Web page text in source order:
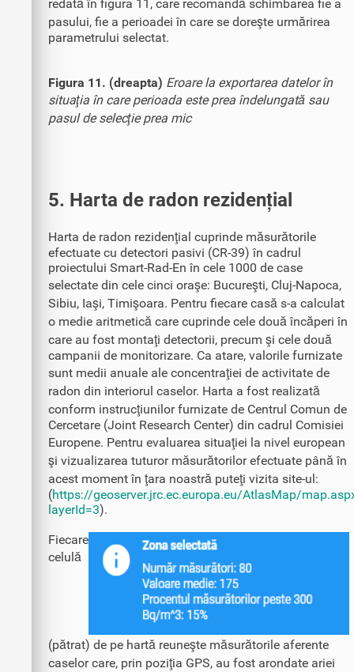
redată în figura 11, care recomandă schimbarea fie a
pasului, fie a perioadei în care se doreşte urmărirea
parametrului selectat.
Figura 11. (dreapta) Eroare la exportarea datelor în
situaţia în care perioada este prea îndelungată sau
pasul de selecţie prea mic
5. Harta de radon rezidențial
Harta de radon rezidenţial cuprinde măsurătorile
efectuate cu detectori pasivi (CR-39) în cadrul
proiectului Smart-Rad-En în cele 1000 de case
selectate din cele cinci oraşe: Bucureşti, Cluj-Napoca,
Sibiu, Iaşi, Timişoara. Pentru fiecare casă s-a calculat
o medie aritmetică care cuprinde cele două încăperi în
care au fost montaţi detectorii, precum şi cele două
campanii de monitorizare. Ca atare, valorile furnizate
sunt medii anuale ale concentraţiei de activitate de
radon din interiorul caselor. Harta a fost realizată
conform instrucţiunilor furnizate de Centrul Comun de
Cercetare (Joint Research Center) din cadrul Comisiei
Europene. Pentru evaluarea situaţiei la nivel european
şi vizualizarea tuturor măsurătorilor efectuate până în
acest moment în ţara noastră puteţi vizita site-ul:
(https://geoserver.jrc.ec.europa.eu/AtlasMap/
layerId=3).
Fiecare
celulă
(pătrat) de pe hartă reuneşte măsurătorile aferente
caselor care, prin poziţia GPS, au fost arondate ariei